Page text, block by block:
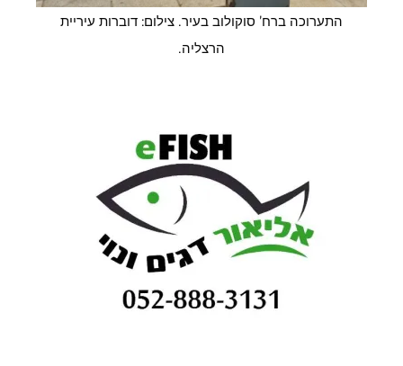
התערוכה ברח' סוקולוב בעיר. צילום: דוברות עיריית
הרצליה.